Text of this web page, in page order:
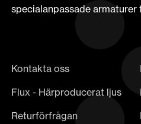
specialanpassade armaturer
Kontakta oss
Flux - Härproducerat ljus
Returförfrågan